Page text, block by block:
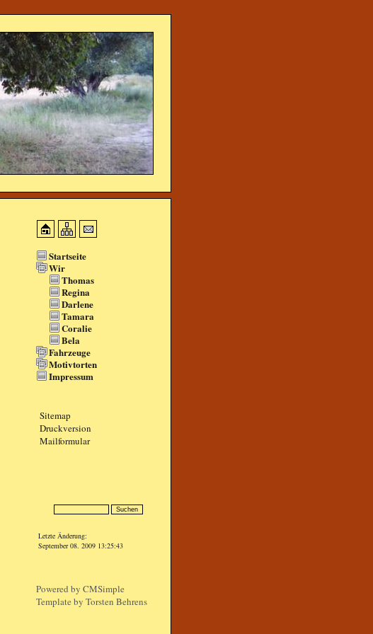
Startseite
Wir
Thomas
Regina
Darlene
Tamara
Coralie
Bela
Fahrzeuge
Motivtorten
Impressum
Sitemap
Druckversion
Mailformular
Letzte Änderung:
September 08. 2009 13:25:43
Powered by CMSimple
Template by Torsten Behrens